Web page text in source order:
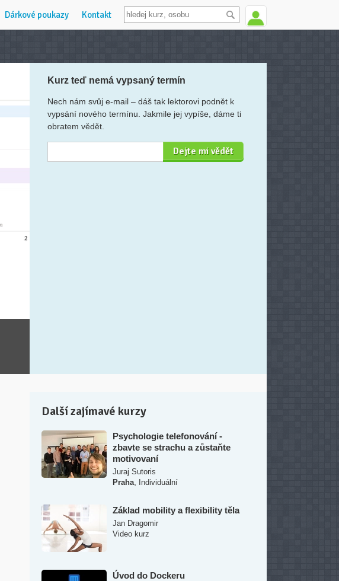
Dárkové poukazy Kontakt
Kurz teď nemá vypsaný termín
Nech nám svůj e-mail – dáš tak lektorovi podnět k
vypsání nového termínu. Jakmile jej vypíše, dáme ti
obratem vědět.
Další zajímavé kurzy
Psychologie telefonování -
zbavte se strachu a zůstaňte
motivovaní
Juraj Sutoris
Praha
Individuální
Základ mobility a flexibility těla
Jan Dragomir
Video kurz
Úvod do Dockeru